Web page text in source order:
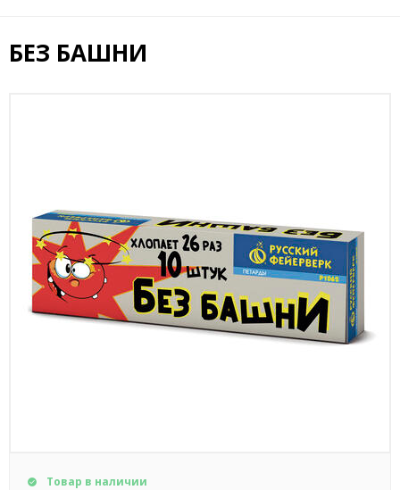
БЕЗ БАШНИ
Товар в наличии